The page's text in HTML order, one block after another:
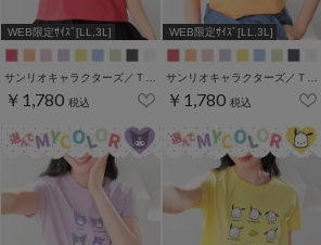
WEB限定ｻｲｽﾞ[LL,3L]
￥1,780 税込
WEB限定ｻｲｽﾞ[LL,3L]
￥1,780 税込